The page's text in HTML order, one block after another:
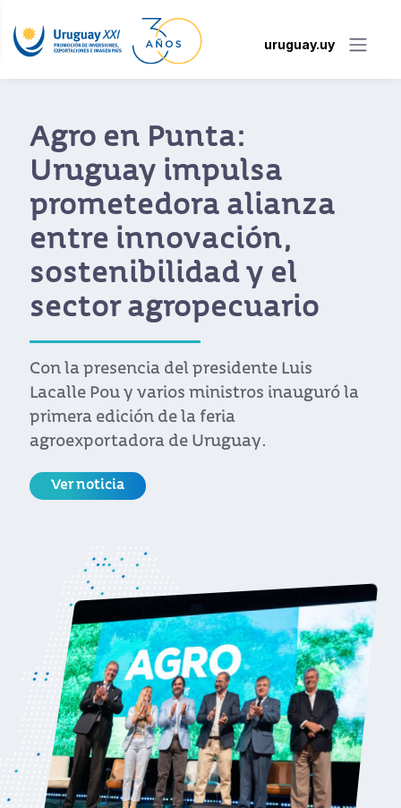
uruguay.uy
Agro en Punta:
Uruguay impulsa
prometedora alianza
entre innovación,
sostenibilidad y el
sector agropecuario
Con la presencia del presidente Luis
Lacalle Pou y varios ministros inauguró la
primera edición de la feria
agroexportadora de Uruguay.
Ver noticia